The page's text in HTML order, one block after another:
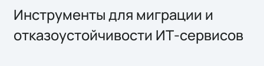
Инструменты для миграции и
отказоустойчивости ИТ-сервисов